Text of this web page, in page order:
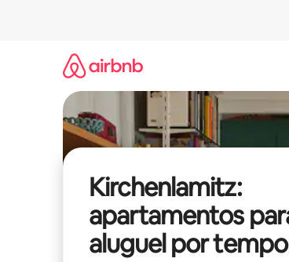
Kirchenlamitz:
apartamentos
aluguel por